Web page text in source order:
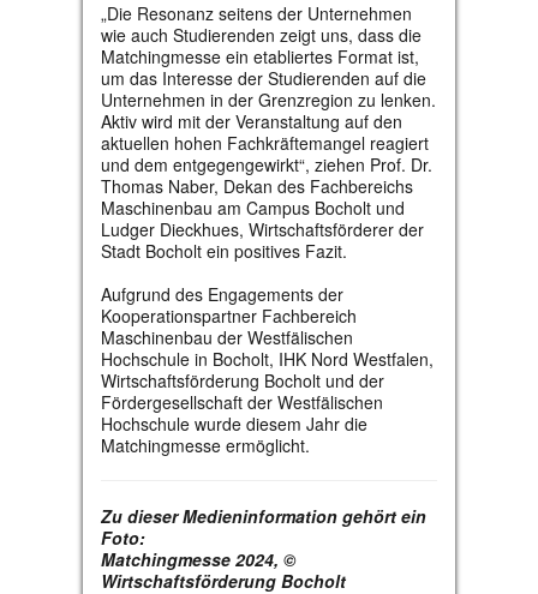
„Die Resonanz seitens der Unternehmen
wie auch Studierenden zeigt uns, dass die
Matchingmesse ein etabliertes Format ist,
um das Interesse der Studierenden auf die
Unternehmen in der Grenzregion zu lenken.
Aktiv wird mit der Veranstaltung auf den
aktuellen hohen Fachkräftemangel reagiert
und dem entgegengewirkt“, ziehen Prof. Dr.
Thomas Naber, Dekan des Fachbereichs
Maschinenbau am Campus Bocholt und
Ludger Dieckhues, Wirtschaftsförderer der
Stadt Bocholt ein positives Fazit.
Aufgrund des Engagements der
Kooperationspartner Fachbereich
Maschinenbau der Westfälischen
Hochschule in Bocholt, IHK Nord Westfalen,
Wirtschaftsförderung Bocholt und der
Fördergesellschaft der Westfälischen
Hochschule wurde diesem Jahr die
Matchingmesse ermöglicht.
Zu dieser Medieninformation gehört ein
Foto:
Matchingmesse 2024, ©
Wirtschaftsförderung Bocholt